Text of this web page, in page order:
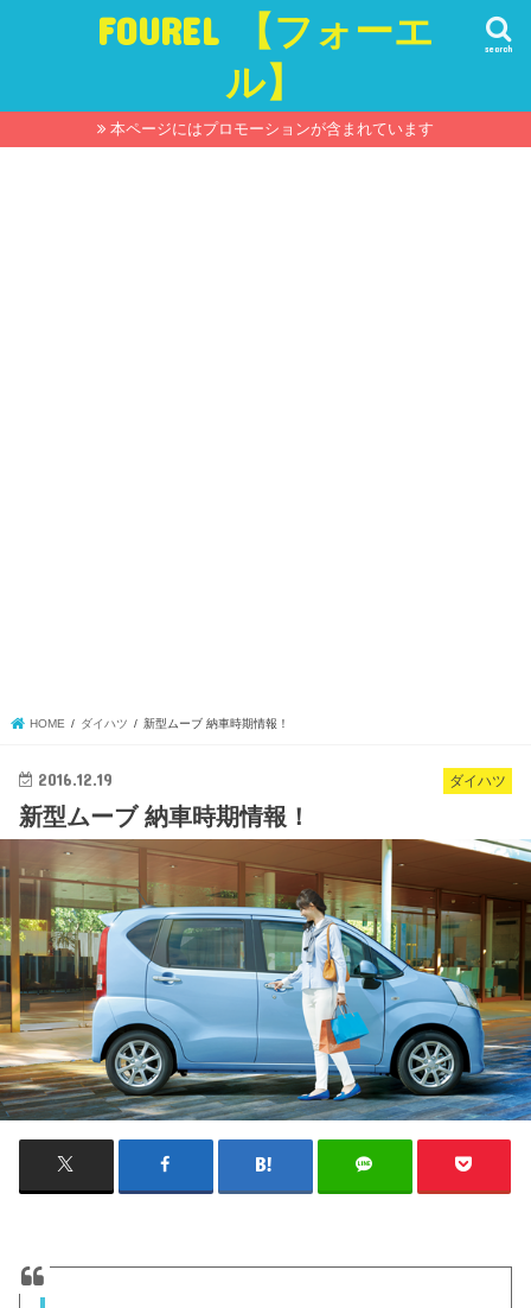
FOUREL 【フォーエ
ル】
search
本ページにはプロモーションが含まれています
HOME ダイハツ 新型ムーブ 納車時期情報！
ダイハツ
2016.12.19
新型ムーブ 納車時期情報！